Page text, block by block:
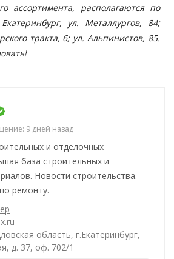
ассортимента, располагаются по
ул. Металлургов, 84;
тракта, 6; ул. Альпинистов, 85.
9 дней назад
и отделочных
база строительных и
Новости строительства.
ремонту.
область, г.Екатеринбург,
д. 37, оф. 702/1